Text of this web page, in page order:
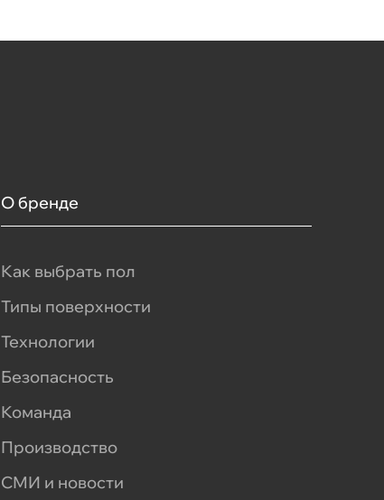
О бренде
Как выбрать пол
Типы поверхности
Технологии
Безопасность
Команда
Производство
СМИ и новости